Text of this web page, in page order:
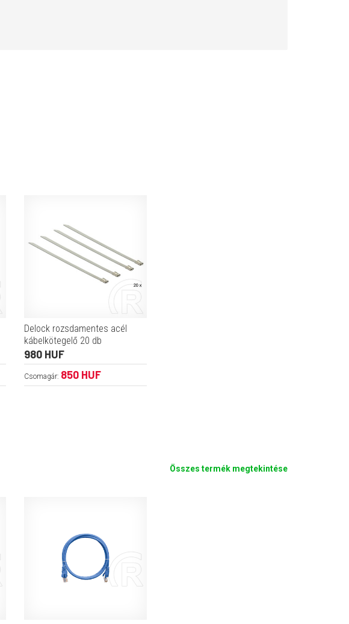
Delock rozsdamentes acél
kábelkötegelő 20 db
980 HUF
Csomagár: 850 HUF
Összes termék megtekintése